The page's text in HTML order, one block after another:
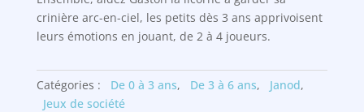
crinière arc-en-ciel, les petits dès 3 ans apprivoisent
leurs émotions en jouant, de 2 à 4 joueurs.
Catégories : De 0 à 3 ans, De 3 à 6 ans, Janod,
Jeux de société